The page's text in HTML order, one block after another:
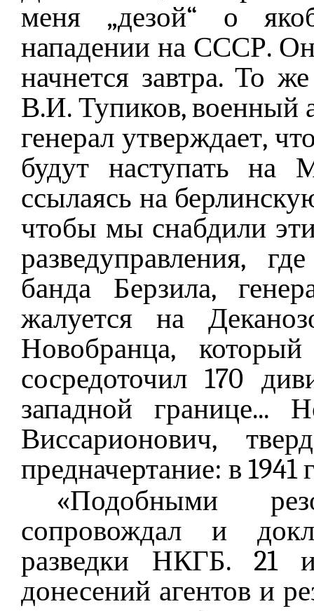
меня „дезой“ о
нападении на СССР.
начнется завтра. То
В.И. Тупиков, военный
генерал утверждает,
будут наступать на
ссылаясь на
чтобы мы снабдили
разведуправления,
банда Берзила,
жалуется на
Новобранца,
сосредоточил 170
западной
Виссарионович,
предначертание: в 1941
«Подобными
сопровождал и
разведки НКГБ. 21
донесений агентов и